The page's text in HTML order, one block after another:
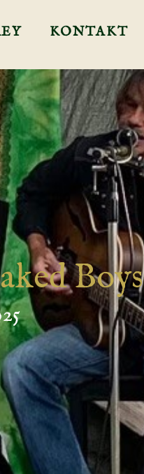
KONTAKT
Boys